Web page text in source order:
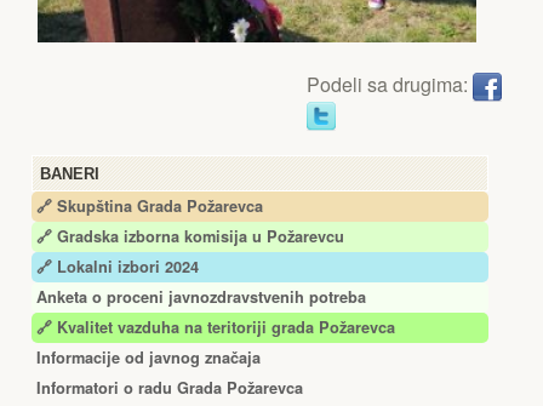
BANERI
🔗 Skupština Grada Požarevca
🔗 Gradska izborna komisija u Požarevcu
🔗 Lokalni izbori 2024
Anketa o proceni javnozdravstvenih potreba
🔗 Kvalitet vazduha na teritoriji grada Požarevca
Informacije od javnog značaja
Informatori o radu Grada Požarevca
Podeli sa drugima: